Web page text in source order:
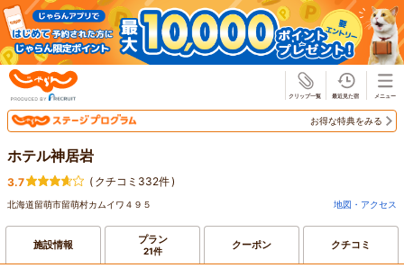
お得な特典をみる
ホテル神居岩
3.7 ( クチコミ332件)
北海道留萌市留萌村カムイワ４９５ 地図・アクセス
施設情報 プラン
21件 クーポン クチコミ